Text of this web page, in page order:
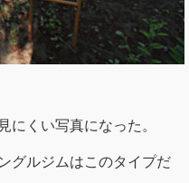
にくい写真になった。
グルジムはこのタイプだ